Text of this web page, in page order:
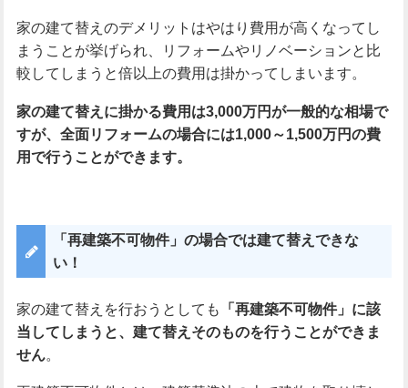
家の建て替えのデメリットはやはり費用が高くなってし
まうことが挙げられ、リフォームやリノベーションと比
較してしまうと倍以上の費用は掛かってしまいます。
家の建て替えに掛かる費用は3,000万円が一般的な相場で
すが、全面リフォームの場合には1,000～1,500万円の費
用で行うことができます。
「再建築不可物件」の場合では建て替えできな
い！
家の建て替えを行おうとしても 「再建築不可物件」に該
当してしまうと、建て替えそのものを行うことができま
せん。